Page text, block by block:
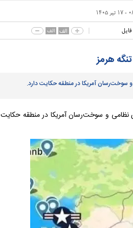
الف الف
هرمز
سوخت‌رسان آمریکا در منطقه حکایت دارد.
نظامی و سوخت‌رسان آمریکا در منطقه حکایت